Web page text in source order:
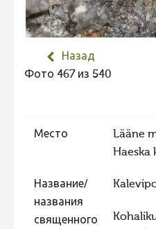
Не учитываются 2023
Фотоконкурс 2021
Фотоконкурс 2020
Назад
Фото 467 из 540
Место
Lääne
Haeska
Название/
названия
священного